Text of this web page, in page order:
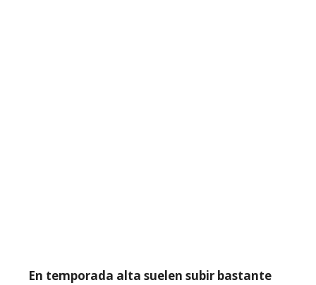
En temporada alta suelen subir bastante